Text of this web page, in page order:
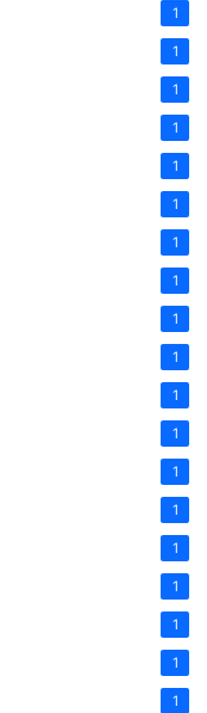
1
1
1
1
1
1
1
1
1
1
1
1
1
1
1
1
1
1
1